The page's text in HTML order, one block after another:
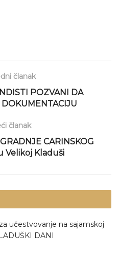
članak
POZVANI DA
članak
CARINSKOG
Velikoj Kladuši
učestvovanje na sajamskoj
DANI